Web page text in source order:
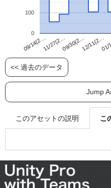
09/14(2…11/27(2…09/30(2…12/11(2…
0
100
<< 過去のデータ
Jump
このアセットの説明 こ